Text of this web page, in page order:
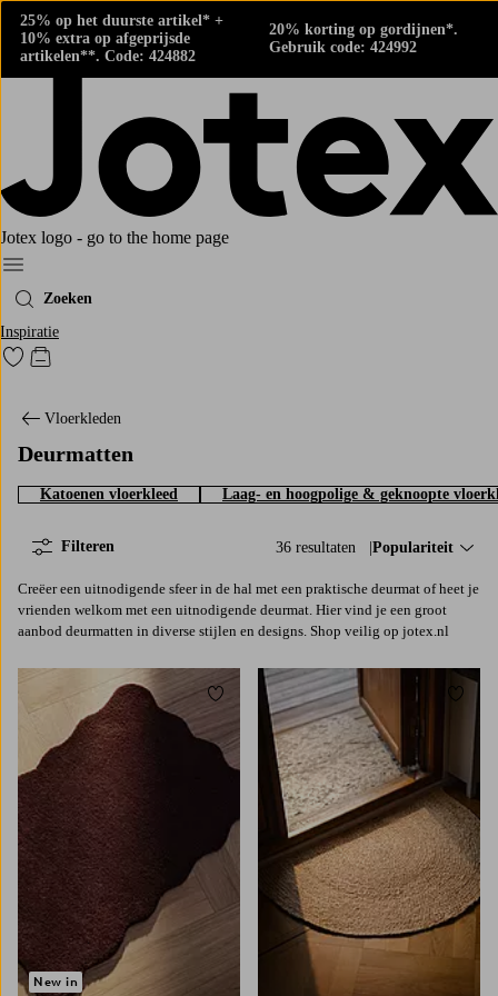
25% op het duurste artikel* +
10% extra op afgeprijsde
artikelen**. Code: 424882
20% korting op gordijnen*.
Gebruik code: 424992
Jotex logo - go to the home page
Menu
Zoeken
Inspiratie
Ga naar favoriet gemarkeerde producten
Go to checkout
Vloerkleden
Deurmatten
Katoenen vloerkleed Laag- en hoogpolige & geknoopte
36 resultaten Sorteer op:
Populariteit
Filteren
Creëer een uitnodigende sfeer in de hal met een praktische deurmat of heet je
vrienden welkom met een uitnodigende deurmat. Hier vind je een groot
aanbod deurmatten in diverse stijlen en designs. Shop veilig op jotex.nl
New in
Toevoegen aan favorieten